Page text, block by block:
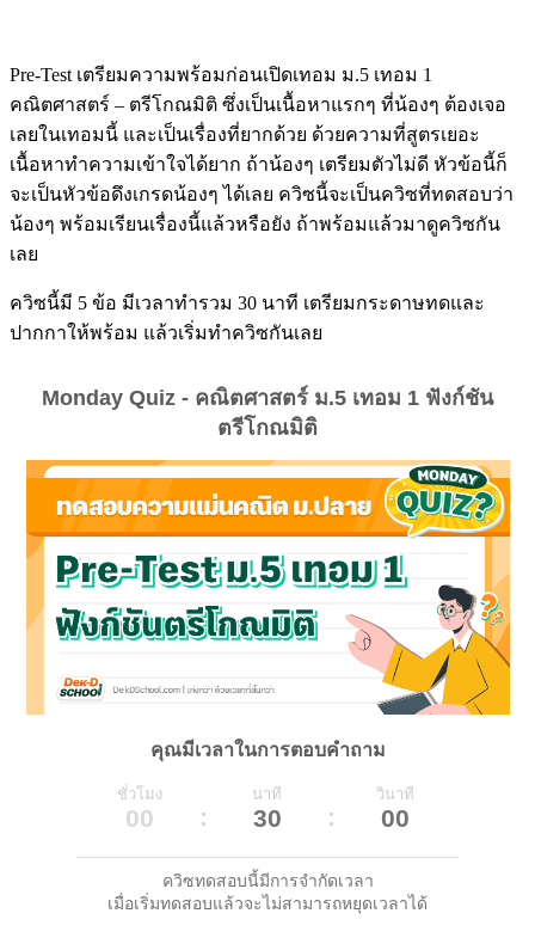
Pre-Test เตรียมความพร้อมก่อนเปิดเทอม ม.5 เทอม 1
คณิตศาสตร์ – ตรีโกณมิติ ซึ่งเป็นเนื้อหาแรกๆ ที่น้องๆ ต้องเจอ
เลยในเทอมนี้ และเป็นเรื่องที่ยากด้วย ด้วยความที่สูตรเยอะ
เนื้อหาทำความเข้าใจได้ยาก ถ้าน้องๆ เตรียมตัวไม่ดี หัวข้อนี้ก็
จะเป็นหัวข้อดึงเกรดน้องๆ ได้เลย ควิซนี้จะเป็นควิซที่ทดสอบว่า
น้องๆ พร้อมเรียนเรื่องนี้แล้วหรือยัง ถ้าพร้อมแล้วมาดูควิซกัน
เลย
ควิซนี้มี 5 ข้อ มีเวลาทำรวม 30 นาที เตรียมกระดาษทดและ
ปากกาให้พร้อม แล้วเริ่มทำควิซกันเลย